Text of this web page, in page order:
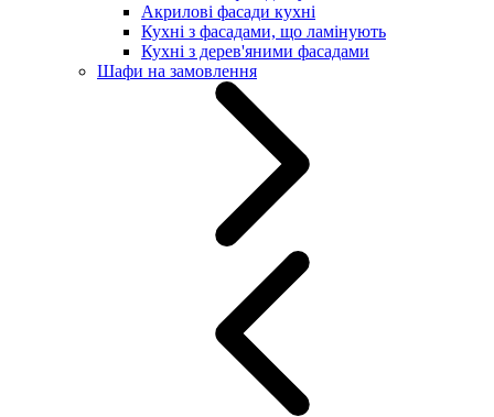
Акрилові фасади кухні
Кухні з фасадами, що ламінують
Кухні з дерев'яними фасадами
Шафи на замовлення